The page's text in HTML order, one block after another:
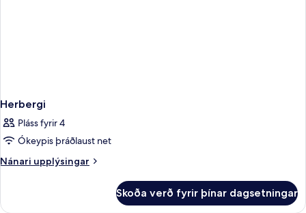
Herbergi
Pláss fyrir 4
Ókeypis þráðlaust net
Nánari upplýsingar
Nánari
Skoða verð fyrir þínar dagsetningar